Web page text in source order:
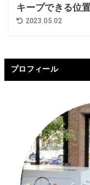
キープできる位
2023.05.02
プロフィール